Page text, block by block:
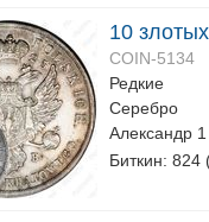
10
COIN-5134
Редкие
Серебро
Александр 1
Биткин: 824